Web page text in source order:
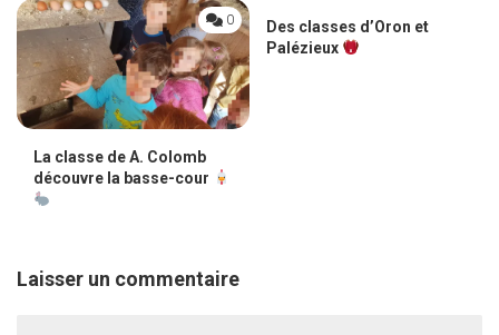
0
La classe de A. Colomb
découvre la basse-cour
Des classes d’Oron et
Palézieux
Laisser un commentaire